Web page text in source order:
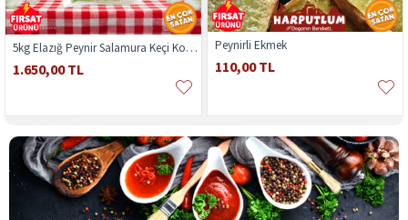
5kg Elazığ Peynir Salamura Keçi Koyun Karışık
1.650,00 TL
Peynirli Ekmek
110,00 TL